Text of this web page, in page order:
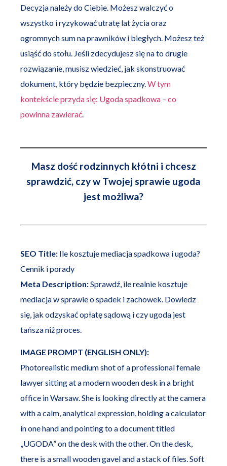
Decyzja należy do Ciebie. Możesz walczyć o
wszystko i ryzykować utratę lat życia oraz
ogromnych sum na prawników i biegłych. Możesz też
usiąść do stołu. Jeśli zdecydujesz się na to drugie
rozwiązanie, musisz wiedzieć, jak skonstruować
dokument, który będzie bezpieczny. W tym
kontekście przyda się: Ugoda spadkowa – co
powinna zawierać
Masz dość rodzinnych kłótni i chcesz
sprawdzić, czy w Twojej sprawie ugoda
jest możliwa?
SEO Title: Ile kosztuje mediacja spadkowa i ugoda?
Cennik i porady
Meta Description:Sprawdź, ile realnie kosztuje
mediacja w sprawie o spadek i zachowek. Dowiedz
się, jak odzyskać opłatę sądową i czy ugoda jest
tańsza niż proces.
IMAGE PROMPT (ENGLISH ONLY):
Photorealistic medium shot of a professional female
lawyer sitting at a modern wooden desk in a bright
office in Warsaw. She is looking directly at the camera
with a calm, analytical expression, holding a calculator
in one hand and pointing to a document titled
„UGODA” on the desk with the other. On the desk,
there is a small wooden gavel and a stack of files. Soft